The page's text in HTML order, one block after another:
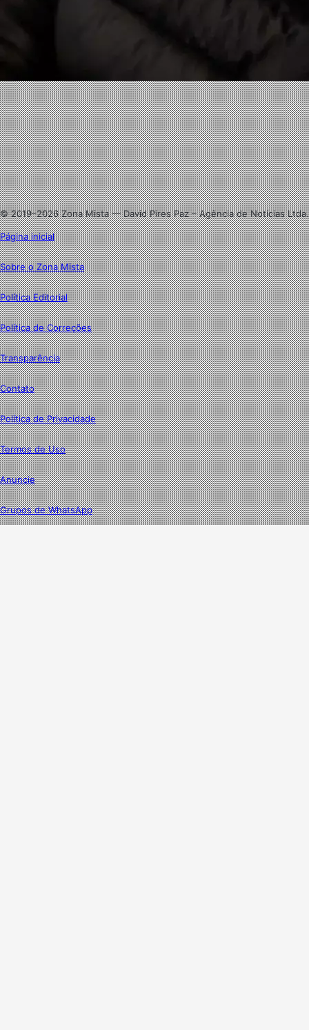
Facebook
X
Linkedin
Instagram
© 2019–2026 Zona Mista — David Pires Paz – Agência de Notícias Ltda.
Página inicial
Sobre o Zona Mista
Política Editorial
Política de Correções
Transparência
Contato
Política de Privacidade
Termos de Uso
Anuncie
Grupos de WhatsApp